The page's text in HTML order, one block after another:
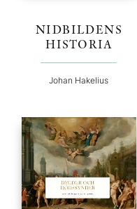
NIDBILDENS
HISTORIA
Johan Hakelius